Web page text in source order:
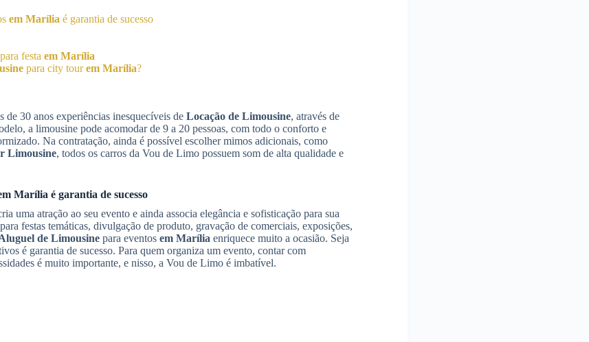
em Marília é garantia de sucesso
para festa em Marília
para city tourem Marília?
30 anos experiências inesquecíveis de Locação de Limousine, através de
a limousine pode acomodar de 9 a 20 pessoas, com todo o conforto e
Na contratação, ainda é possível escolher mimos adicionais, como
Limousine, todos os carros da Vou de Limo possuem som de alta qualidade e
Marília é garantia de sucesso
uma atração ao seu evento e ainda associa elegância e sofisticação para sua
festas temáticas, divulgação de produto, gravação de comerciais, exposições,
de Limousine para eventos em Marília enriquece muito a ocasião. Seja
é garantia de sucesso. Para quem organiza um evento, contar com
é muito importante, e nisso, a Vou de Limo é imbatível.